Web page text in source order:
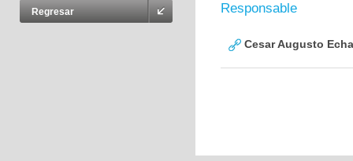
Regresar Responsable
Cesar Augusto